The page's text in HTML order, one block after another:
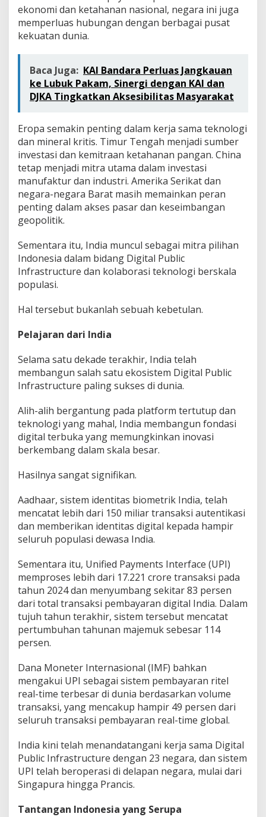
ekonomi dan ketahanan nasional, negara ini juga
memperluas hubungan dengan berbagai pusat
kekuatan dunia.
Baca Juga: KAI Bandara Perluas Jangkauan
ke Lubuk Pakam, Sinergi dengan KAI dan
DJKA Tingkatkan Aksesibilitas Masyarakat
Eropa semakin penting dalam kerja sama teknologi
dan mineral kritis. Timur Tengah menjadi sumber
investasi dan kemitraan ketahanan pangan. China
tetap menjadi mitra utama dalam investasi
manufaktur dan industri. Amerika Serikat dan
negara-negara Barat masih memainkan peran
penting dalam akses pasar dan keseimbangan
geopolitik.
Sementara itu, India muncul sebagai mitra pilihan
Indonesia dalam bidang Digital Public
Infrastructure dan kolaborasi teknologi berskala
populasi.
Hal tersebut bukanlah sebuah kebetulan.
Pelajaran dari India
Selama satu dekade terakhir, India telah
membangun salah satu ekosistem Digital Public
Infrastructure paling sukses di dunia.
Alih-alih bergantung pada platform tertutup dan
teknologi yang mahal, India membangun fondasi
digital terbuka yang memungkinkan inovasi
berkembang dalam skala besar.
Hasilnya sangat signifikan.
Aadhaar, sistem identitas biometrik India, telah
mencatat lebih dari 150 miliar transaksi autentikasi
dan memberikan identitas digital kepada hampir
seluruh populasi dewasa India.
Sementara itu, Unified Payments Interface (UPI)
memproses lebih dari 17.221 crore transaksi pada
tahun 2024 dan menyumbang sekitar 83 persen
dari total transaksi pembayaran digital India. Dalam
tujuh tahun terakhir, sistem tersebut mencatat
pertumbuhan tahunan majemuk sebesar 114
persen.
Dana Moneter Internasional (IMF) bahkan
mengakui UPI sebagai sistem pembayaran ritel
real-time terbesar di dunia berdasarkan volume
transaksi, yang mencakup hampir 49 persen dari
seluruh transaksi pembayaran real-time global.
India kini telah menandatangani kerja sama Digital
Public Infrastructure dengan 23 negara, dan sistem
UPI telah beroperasi di delapan negara, mulai dari
Singapura hingga Prancis.
Tantangan Indonesia yang Serupa